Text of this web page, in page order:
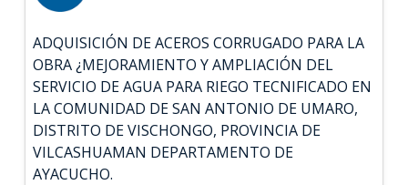
ADQUISICIÓN DE ACEROS CORRUGADO PARA LA
OBRA ¿MEJORAMIENTO Y AMPLIACIÓN DEL
SERVICIO DE AGUA PARA RIEGO TECNIFICADO EN
LA COMUNIDAD DE SAN ANTONIO DE UMARO,
DISTRITO DE VISCHONGO, PROVINCIA DE
VILCASHUAMAN DEPARTAMENTO DE
AYACUCHO.